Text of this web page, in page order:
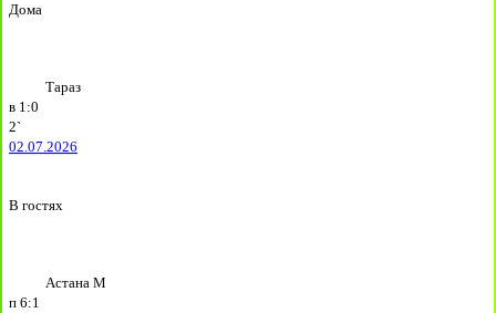
Дома
Тараз
в 1:0
2`
02.07.2026
В гостях
Астана М
п 6:1